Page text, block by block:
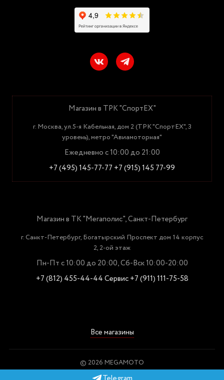
Магазин в ТРК "СпортЕХ"
г. Москва, ул.5-я Кабельная, дом 2 (ТРК "СпортЕХ", 3
уровень), метро "Авиамоторная"
Ежедневно с 10:00 до 21:00
+7 (495) 145-77-77 +7 (915) 145 77-99
Магазин в ТК "Мегаполис", Санкт-Петербург
г. Санкт-Петербург, Богатырский Проспект дом 14 корпус
2, 2-ой этаж
Пн-Пт с 10:00 до 20:00, Сб-Вск 10:00-20:00
+7 (812) 455-44-44Сервис +7 (911) 111-75-58
Все магазины
© 2026 MEGAMOTO
Пользовательское соглашение